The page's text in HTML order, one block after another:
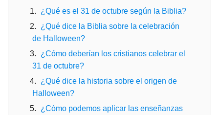
¿Qué es el 31 de octubre según la Biblia?
¿Qué dice la Biblia sobre la celebración
de Halloween?
¿Cómo deberían los cristianos celebrar el
31 de octubre?
¿Qué dice la historia sobre el origen de
Halloween?
¿Cómo podemos aplicar las enseñanzas